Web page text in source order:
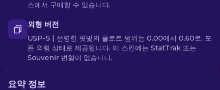
스에서 구매할 수 있습니다.
외형 버전
USP-S | 선명한 핏빛의 플로트 범위는 0.00에서 0.60로, 모
든 외형 상태로 제공됩니다. 이 스킨에는 StatTrak 또는
Souvenir 변형이 없습니다.
요약 정보